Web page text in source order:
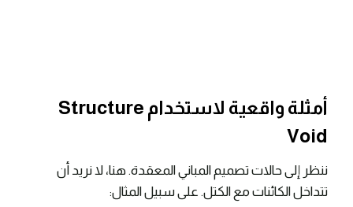
أمثلة واقعية لاستخدام Structure
Void
ننظر إلى حالات تصميم المباني المعقدة. هنا، لا نريد أن
تتداخل الكائنات مع الكتل. على سبيل المثال: